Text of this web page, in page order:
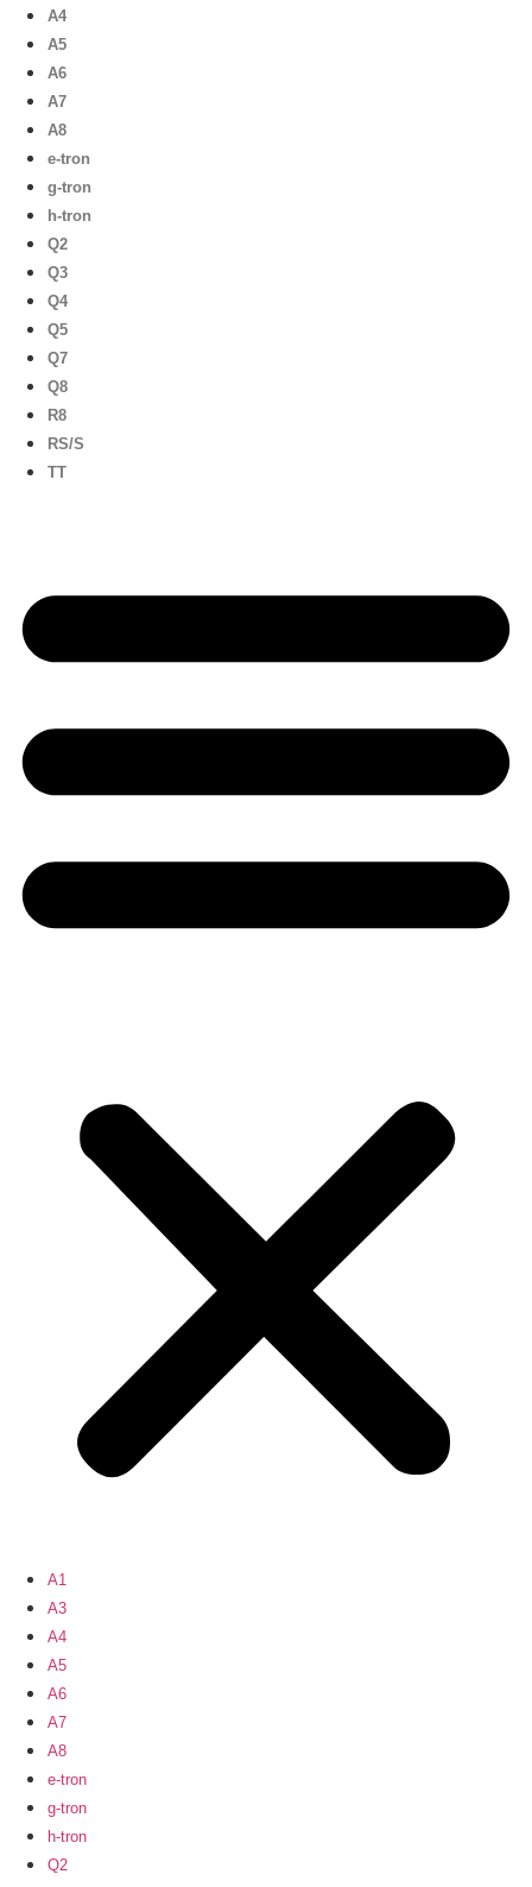
A4
A5
A6
A7
A8
e-tron
g-tron
h-tron
Q2
Q3
Q4
Q5
Q7
Q8
R8
RS/S
TT
A1
A3
A4
A5
A6
A7
A8
e-tron
g-tron
h-tron
Q2